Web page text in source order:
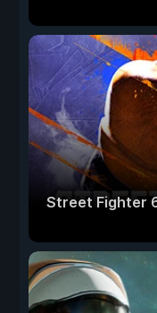
Street Fighter